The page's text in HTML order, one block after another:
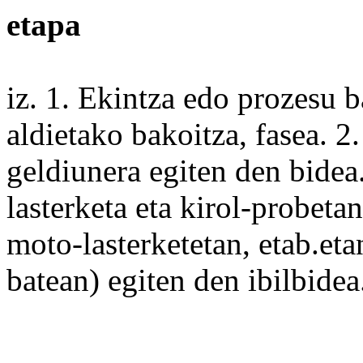
etapa
iz. 1. Ekintza edo prozesu
aldietako bakoitza, fasea.
geldiunera egiten den
lasterketa eta kirol-
moto-lasterketetan,
batean) egiten den